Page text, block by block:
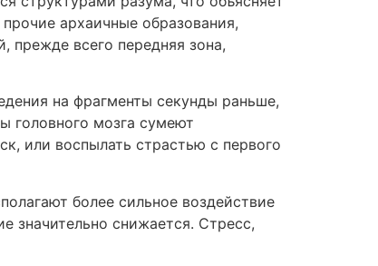
архаичные образования,
прежде всего передняя зона,
на фрагменты секунды раньше,
головного мозга сумеют
или воспылать страстью с первого
более сильное воздействие
значительно снижается. Стресс,